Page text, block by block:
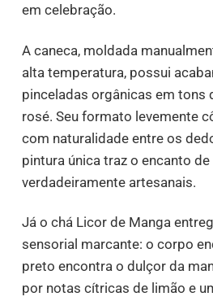
em celebração.
A caneca, moldada
alta temperatura, possui
pinceladas orgânicas em tons
rosé. Seu formato levemente
com naturalidade entre os
pintura única traz o encanto de
verdadeiramente artesanais.
Já o chá Licor de Manga
sensorial marcante: o corpo
preto encontra o dulçor da
por notas cítricas de limão e